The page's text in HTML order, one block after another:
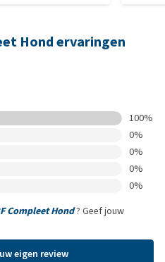
Hond ervaringen
100%
0%
0%
0%
0%
Compleet Hond? Geef jouw
eigen review